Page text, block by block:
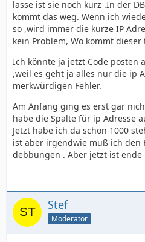
lasse ist sie noch kurz .In der
kommt das weg. Wenn ich
so ,wird immer die kurze IP
kein Problem, Wo kommt dieser
Ich könnte ja jetzt Code posten
,weil es geht ja alles nur die ip
merkwürdigen Fehler.
Am Anfang ging es erst gar
habe die Spalte für ip Adresse
Jetzt habe ich da schon 1000
ist aber irgendwie muß ich den
debbungen . Aber jetzt ist
Stef
Moderator